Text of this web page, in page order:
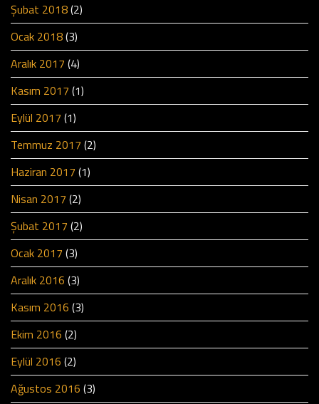
Şubat 2018(2)
Ocak 2018(3)
Aralık 2017 (4)
Kasım 2017 (1)
Eylül 2017 (1)
Temmuz 2017 (2)
Haziran 2017 (1)
Nisan 2017 (2)
Şubat 2017 (2)
Ocak 2017 (3)
Aralık 2016 (3)
Kasım 2016 (3)
Ekim 2016 (2)
Eylül 2016 (2)
Ağustos 2016 (3)